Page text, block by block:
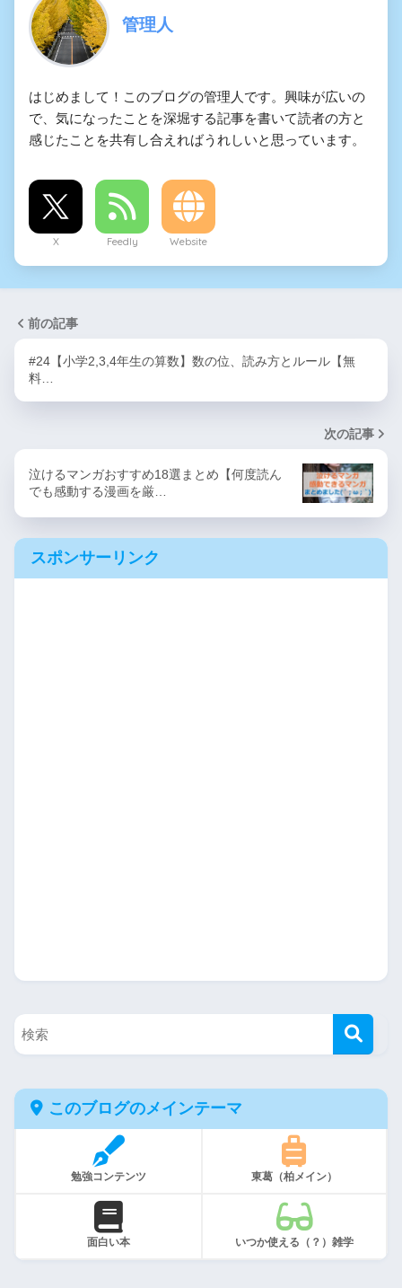
管理人
はじめまして！このブログの管理人です。興味が広いの
で、気になったことを深堀する記事を書いて読者の方と
感じたことを共有し合えればうれしいと思っています。
X Feedly Website
前の記事
#24【小学2,3,4年生の算数】数の位、読み方とルール【無
料…
次の記事
泣けるマンガおすすめ18選まとめ【何度読ん
でも感動する漫画を厳…
スポンサーリンク
このブログのメインテーマ
勉強コンテンツ 東葛（柏メイン）
面白い本 いつか使える（？）雑学